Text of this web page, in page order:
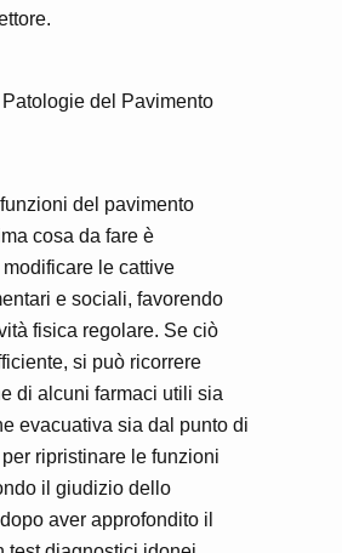
del Pavimento
del pavimento
cosa da fare è
le cattive
e sociali, favorendo
fisica regolare. Se ciò
si può ricorrere
di alcuni farmaci utili sia
evacuativa sia dal punto di
ripristinare le funzioni
il giudizio dello
aver approfondito il